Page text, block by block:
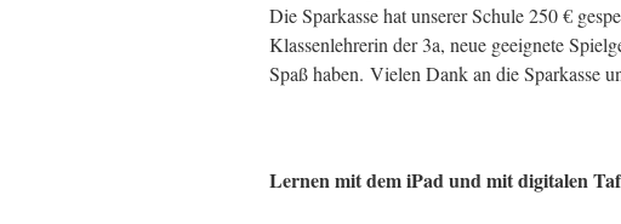
Die Sparkasse hat unserer Schule 250 €
Klassenlehrerin der 3a, neue geeignete
Spaß haben. Vielen Dank an die Sparkasse
Lernen mit dem iPad und mit digitalen